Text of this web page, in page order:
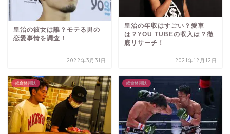
皇治の彼女は誰？モテる男の
恋愛事情を調査！
2022年3月31日
皇治の年収はすごい？愛車
は？YOU TUBEの収入は？徹
底リサーチ！
2021年12月12日
総合格闘技 総合格闘技